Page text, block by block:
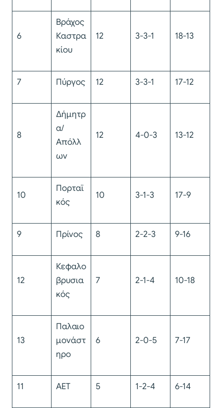
6
Βράχος
Καστρα
κίου
12 3-3-1 18-13
7 Πύργος 12 3-3-1 17-12
8
Δήμητρ
α/
Απόλλ
ων
12 4-0-3 13-12
10
Πορταϊ
κός
10 3-1-3 17-9
9 Πρίνος 8 2-2-3 9-16
12
Κεφαλο
βρυσια
κός
7 2-1-4 10-18
13
Παλαιο
μονάστ
ηρο
6 2-0-5 7-17
11 ΑΕΤ 5 1-2-4 6-14